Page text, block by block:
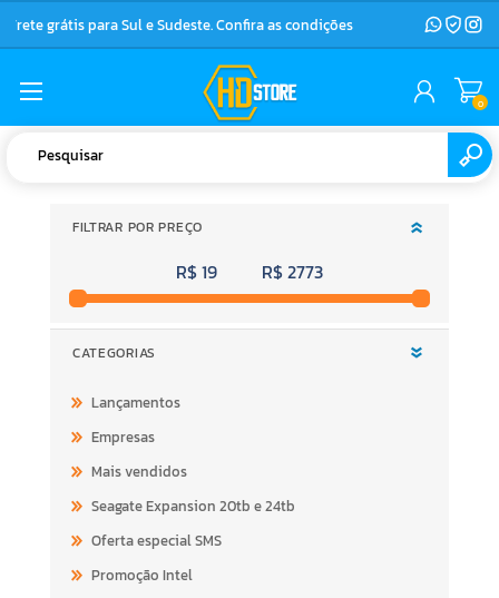
Frete grátis para Sul e Sudeste. Confira as condições
0
FILTRAR POR PREÇO
R$ 19 R$ 2773
CATEGORIAS
Lançamentos
Empresas
Mais vendidos
Seagate Expansion 20tb e 24tb
Oferta especial SMS
Promoção Intel